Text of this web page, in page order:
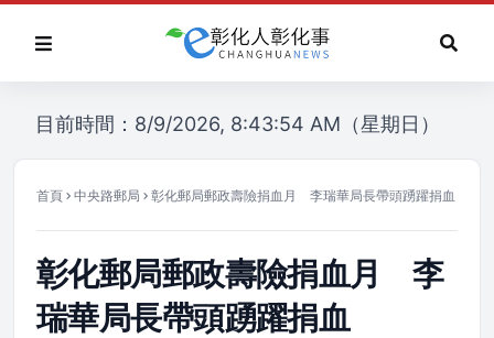
目前時間：8/9/2026, 8:43:54 AM（星期日）
首頁 中央路郵局 彰化郵局郵政壽險捐血月 李瑞華局長帶頭踴躍捐血
彰化郵局郵政壽險捐血月 李
瑞華局長帶頭踴躍捐血